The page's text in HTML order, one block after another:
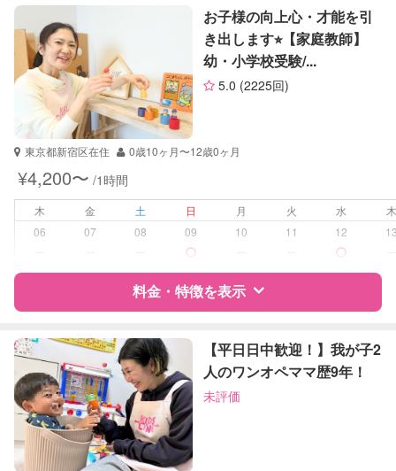
特徴 料金
サポートの特徴
資格
企業型割引対象(旧内閣府補助対象)
自治体届出済ベビーシッター
保育士
幼稚園教諭
受験対策 小学校受験
なし
なし
お子様の向上心・才能を引
き出します⭐︎【家庭教師】
幼・小学校受験/...
5.0 (2225回)
東京都新宿区在住 0歳10ヶ月〜12歳0ヶ月
¥4,200〜 /1時間
木 金 土 日 月 火 水
06
07 08 09 10 11 12
料金・特徴を表示
特徴 料金 レビュー
サポートの特徴
資格
企業型割引対象(旧内閣府補助対象)
自治体届出済ベビーシッター
【平日日中歓迎！】我が子2
人のワンオペママ歴9年！
未評価